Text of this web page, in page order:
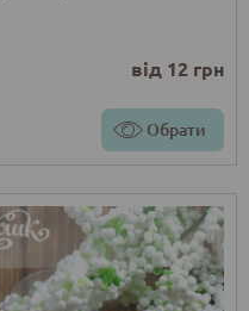
від 12 грн
Обрати